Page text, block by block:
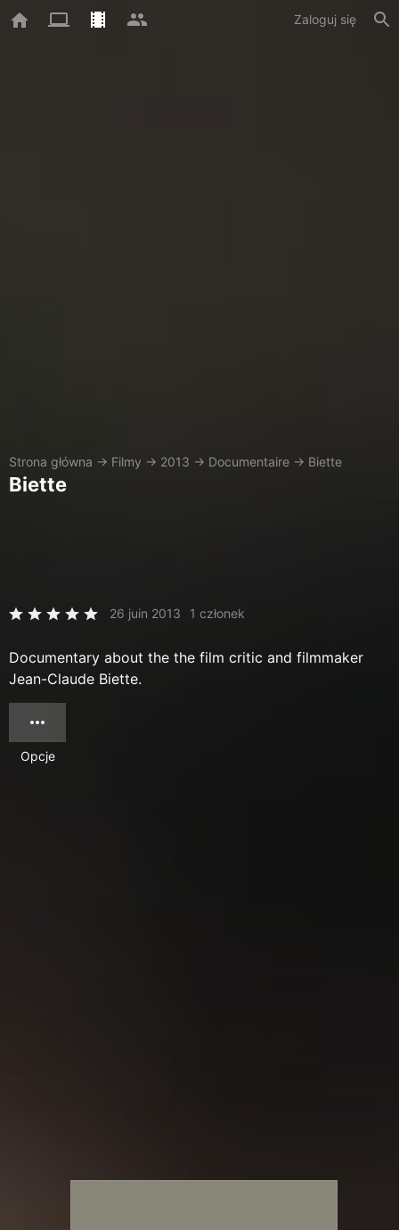
Zaloguj się
Strona główna → Filmy → 2013 → Documentaire → Biette
Biette
26 juin 2013 1 członek
Documentary about the the film critic and filmmaker
Jean-Claude Biette.
Opcje